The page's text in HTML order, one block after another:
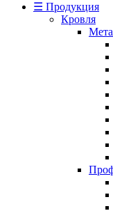
☰ Продукция
Кровля